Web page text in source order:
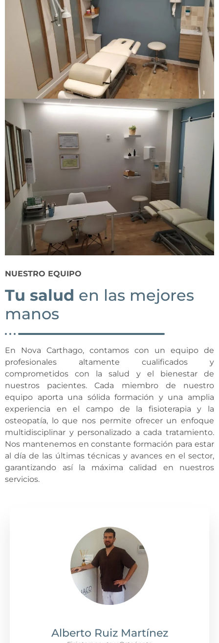
NUESTRO EQUIPO
Tu salud en las mejores
manos
En Nova Carthago, contamos con un equipo de
profesionales altamente cualificados y
comprometidos con la salud y el bienestar de
nuestros pacientes. Cada miembro de nuestro
equipo aporta una sólida formación y una amplia
experiencia en el campo de la fisioterapia y la
osteopatía, lo que nos permite ofrecer un enfoque
multidisciplinar y personalizado a cada tratamiento.
Nos mantenemos en constante formación para estar
al día de las últimas técnicas y avances en el sector,
garantizando así la máxima calidad en nuestros
servicios.
Alberto Ruiz Martínez